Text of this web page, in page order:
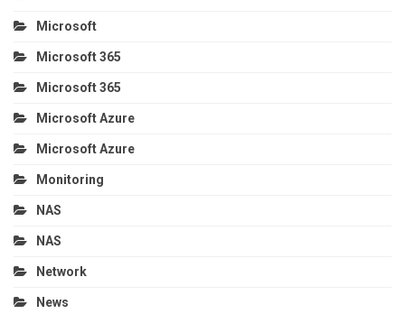
Microsoft
Microsoft 365
Microsoft 365
Microsoft Azure
Microsoft Azure
Monitoring
NAS
NAS
Network
News